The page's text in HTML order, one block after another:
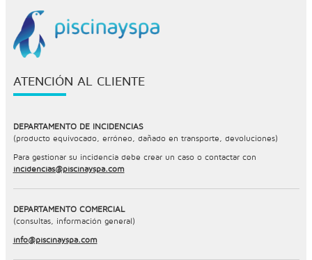
ATENCIÓN AL CLIENTE
DEPARTAMENTO DE INCIDENCIAS
(producto equivocado, erróneo, dañado en transporte, devoluciones)
Para gestionar su incidencia debe crear un caso o contactar con
incidencias@piscinayspa.com
DEPARTAMENTO COMERCIAL
(consultas, información general)
info@piscinayspa.com